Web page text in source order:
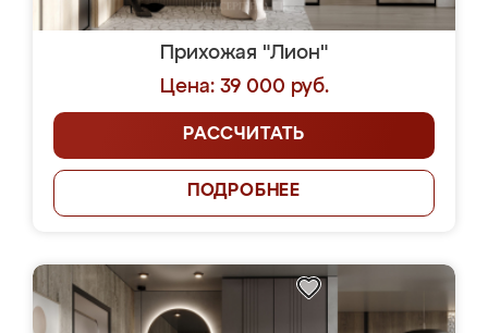
Прихожая "Лион"
Цена: 39 000 руб.
РАССЧИТАТЬ
ПОДРОБНЕЕ